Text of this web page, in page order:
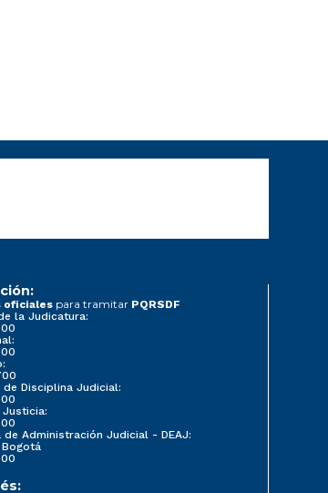
oficiales para tramitar PQRSDF
la Judicatura:
de Disciplina Judicial:
de Administración Judicial - DEAJ: